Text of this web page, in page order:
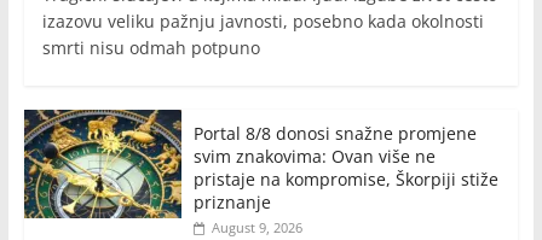
izazovu veliku pažnju javnosti, posebno kada okolnosti
smrti nisu odmah potpuno
Portal 8/8 donosi snažne promjene
svim znakovima: Ovan više ne
pristaje na kompromise, Škorpiji stiže
priznanje
August 9, 2026